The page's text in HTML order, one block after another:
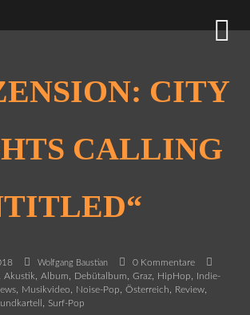
CITY
CALLING
Wolfgang Baustian
0 Kommentare
Akustik, Album, Debütalbum, Graz, HipHop,
Indie-
, Musikvideo, Noise-Pop, Österreich, Review,
, Surf-Pop